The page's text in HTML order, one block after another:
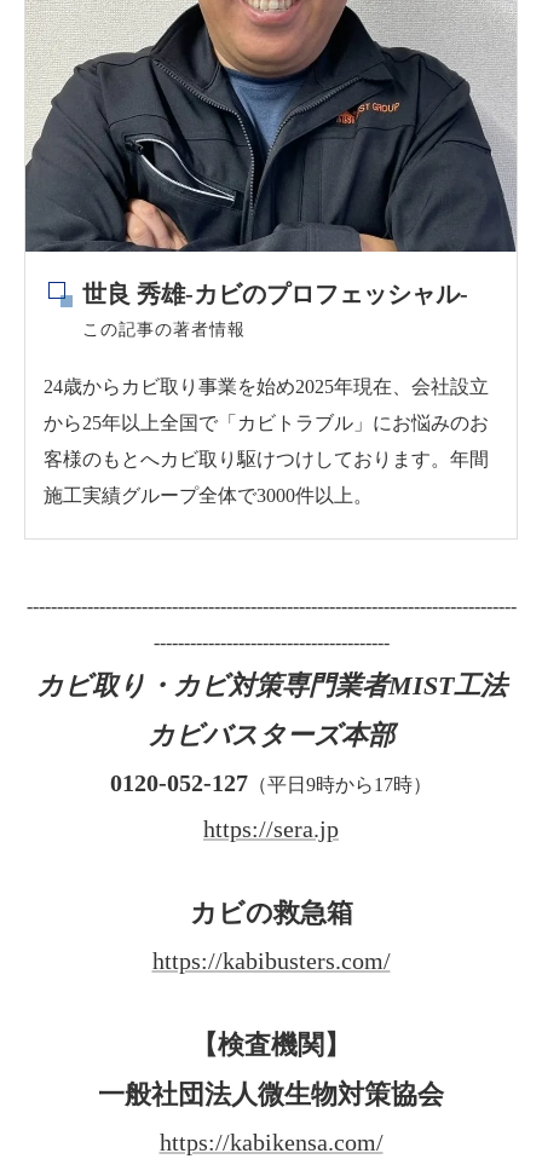
世良 秀雄-カビのプロフェッシャル-
この記事の著者情報
24歳からカビ取り事業を始め2025年現在、会社設立
から25年以上全国で「カビトラブル」にお悩みのお
客様のもとへカビ取り駆けつけしております。年間
施工実績グループ全体で3000件以上。
---------------------------------------------------------------------------------
---------------------------------------
カビ取り・カビ対策専門業者MIST工法
カビバスターズ本部
0120-052-127 （平日9時から17時）
https://sera.jp
カビの救急箱
https://kabibusters.com/
【検査機関】
一般社団法人微生物対策協会
https://kabikensa.com/